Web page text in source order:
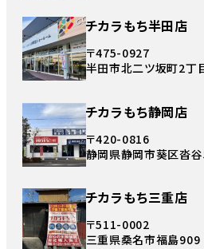
チカラもち半田店
〒475-0927
半田市北二ツ坂町2丁
チカラもち静岡店
〒420-0816
静岡県静岡市葵区沓
チカラもち三重店
〒511-0002
三重県桑名市福島909